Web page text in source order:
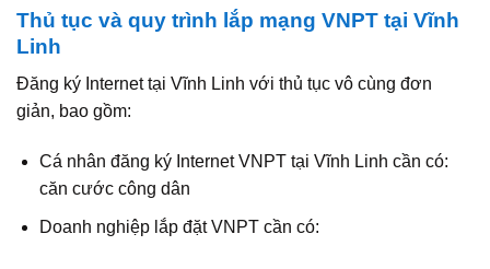
Thủ tục và quy trình lắp mạng VNPT tại Vĩnh
Linh
Đăng ký Internet tại Vĩnh Linh với thủ tục vô cùng đơn
giản, bao gồm:
Cá nhân đăng ký Internet VNPT tại Vĩnh Linh cần có:
căn cước công dân
Doanh nghiệp lắp đặt VNPT cần có: